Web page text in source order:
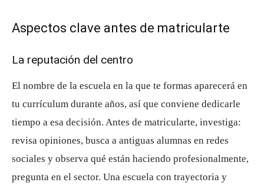
Aspectos clave antes de matricularte
La reputación del centro
El nombre de la escuela en la que te formas aparecerá en
tu currículum durante años, así que conviene dedicarle
tiempo a esa decisión. Antes de matricularte, investiga:
revisa opiniones, busca a antiguas alumnas en redes
sociales y observa qué están haciendo profesionalmente,
pregunta en el sector. Una escuela con trayectoria y